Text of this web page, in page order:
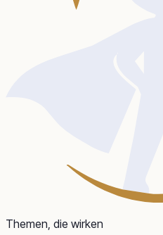
Themen, die wirken